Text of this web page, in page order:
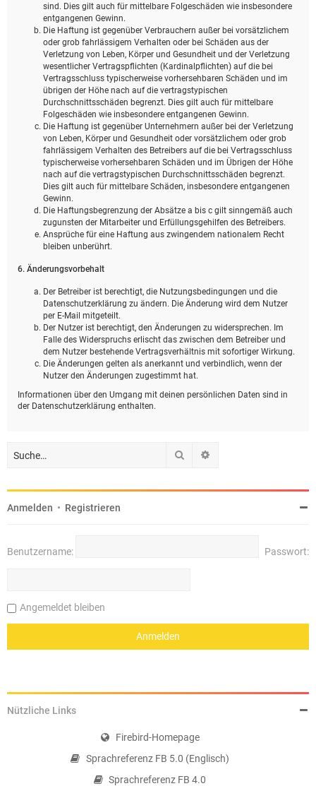
sind. Dies gilt auch für mittelbare Folgeschäden wie insbesondere
entgangenen Gewinn.
Die Haftung ist gegenüber Verbrauchern außer bei vorsätzlichem
oder grob fahrlässigem Verhalten oder bei Schäden aus der
Verletzung von Leben, Körper und Gesundheit und der Verletzung
wesentlicher Vertragspflichten (Kardinalpflichten) auf die bei
Vertragsschluss typischerweise vorhersehbaren Schäden und im
übrigen der Höhe nach auf die vertragstypischen
Durchschnittsschäden begrenzt. Dies gilt auch für mittelbare
Folgeschäden wie insbesondere entgangenen Gewinn.
Die Haftung ist gegenüber Unternehmern außer bei der Verletzung
von Leben, Körper und Gesundheit oder vorsätzlichem oder grob
fahrlässigem Verhalten des Betreibers auf die bei Vertragsschluss
typischerweise vorhersehbaren Schäden und im Übrigen der Höhe
nach auf die vertragstypischen Durchschnittsschäden begrenzt.
Dies gilt auch für mittelbare Schäden, insbesondere entgangenen
Gewinn.
Die Haftungsbegrenzung der Absätze a bis c gilt sinngemäß auch
zugunsten der Mitarbeiter und Erfüllungsgehilfen des Betreibers.
Ansprüche für eine Haftung aus zwingendem nationalem Recht
bleiben unberührt.
6. Änderungsvorbehalt
Der Betreiber ist berechtigt, die Nutzungsbedingungen und die
Datenschutzerklärung zu ändern. Die Änderung wird dem Nutzer
per E-Mail mitgeteilt.
Der Nutzer ist berechtigt, den Änderungen zu widersprechen. Im
Falle des Widerspruchs erlischt das zwischen dem Betreiber und
dem Nutzer bestehende Vertragsverhältnis mit sofortiger Wirkung.
Die Änderungen gelten als anerkannt und verbindlich, wenn der
Nutzer den Änderungen zugestimmt hat.
Informationen über den Umgang mit deinen persönlichen Daten sind in
der Datenschutzerklärung enthalten.
Suche
Anmelden • Registrieren
Benutzername: Passwort:
Angemeldet bleiben
Nützliche Links
Firebird-Homepage
Sprachreferenz FB 5.0 (Englisch)
Sprachreferenz FB 4.0